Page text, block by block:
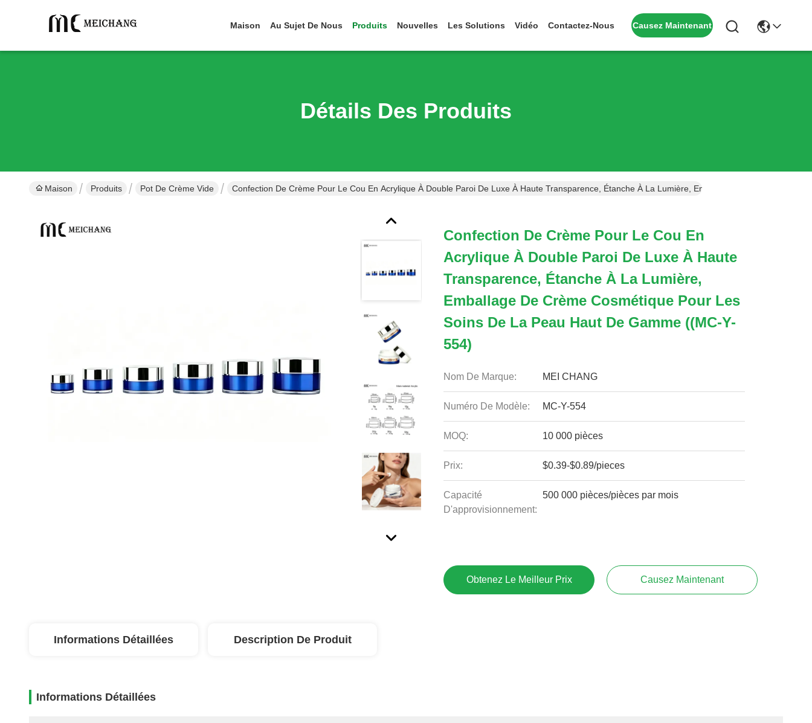
Maison Au Sujet De Nous Produits Nouvelles Les Solutions Vidéo Contactez-Nous Causez Maintenant
Détails Des Produits
Maison Produits Pot De Crème Vide Confection De Crème Pour Le Cou En Acrylique À Double Paroi De Luxe À Haute Transparence, Étanche À La Lumière, Emballage De Crème
Confection De Crème Pour Le Cou En
Acrylique À Double Paroi De Luxe À Haute
Transparence, Étanche À La Lumière,
Emballage De Crème Cosmétique Pour Les
Soins De La Peau Haut De Gamme ((MC-Y-
554)
Nom De Marque: MEI CHANG
Numéro De Modèle: MC-Y-554
MOQ: 10 000 pièces
Prix: $0.39-$0.89/pieces
Capacité
D'approvisionnement:
500 000 pièces/pièces par mois
Obtenez Le Meilleur Prix Causez Maintenant
Informations Détaillées Description De Produit
Informations Détaillées